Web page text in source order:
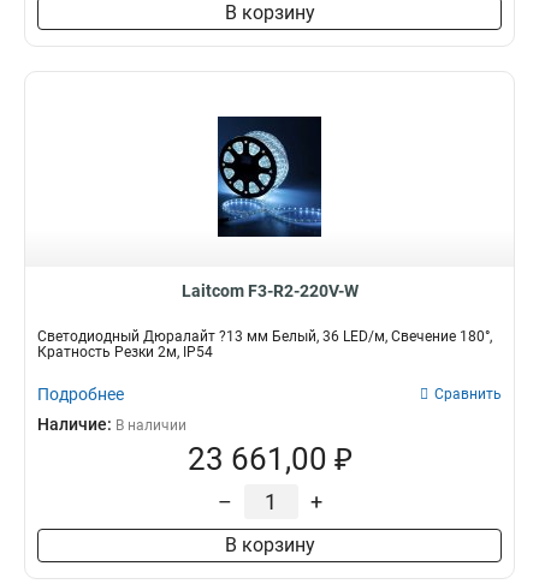
В корзину
Laitcom F3-R2-220V-W
Светодиодный Дюралайт ?13 мм Белый, 36 LED/м, Свечение 180°,
Кратность Резки 2м, IP54
Подробнее Сравнить
Наличие: В наличии
23 661,00 ₽
– +
В корзину